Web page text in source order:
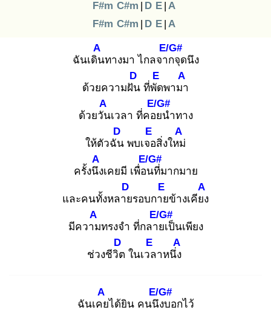
F#m C#m | D E | A
F#m C#m | D E | A
ฉันเดิน
A
ทางมา ไกลจาก
E/G#
จุดนึง
ด้วยความฝัน
D
ที่พัด
E
พามา
A
ด้วยวัน
A
เวลา ที่คอย
E/G#
นำทาง
ให้ตัวฉัน
D
พบเจอ
E
สิ่งใหม่
A
ครั้งนึง
A
เคยมี เพื่อน
E/G#
ที่มากมาย
และคนทั้งหลาย
D
รอบกาย
E
ข้างเคียง
A
มีความ
A
ทรงจำ ที่กลาย
E/G#
เป็นเพียง
ช่วงชีวิต
D
ในเวล
E
าหนึ่ง
A
ฉันเคย
A
ได้ยิน คนนึง
E/G#
บอกไว้